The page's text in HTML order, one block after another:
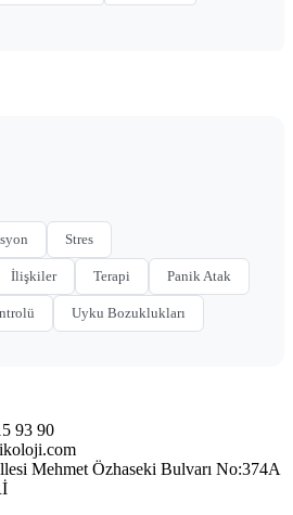
Stres
İlişkiler Terapi Panik Atak
Uyku Bozuklukları
93 90
Mehmet Özhaseki Bulvarı No:374A